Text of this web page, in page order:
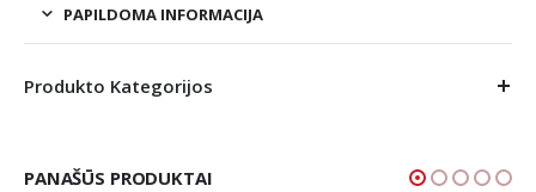
PAPILDOMA INFORMACIJA
Produkto Kategorijos
PANAŠŪS PRODUKTAI